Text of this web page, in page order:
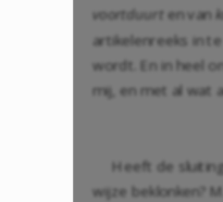
voortduurt en van
artikelenreeks in
wordt. En in heel
mij, en met al wat
Heeft de
wijze beklonken?